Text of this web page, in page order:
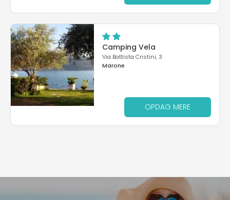
Camping Vela
Via Battista Cristini, 3
Marone
OPDAG MERE